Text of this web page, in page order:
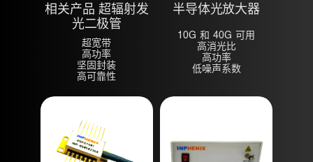
相关产品 超辐射发
光二极管
超宽带
高功率
坚固封装
高可靠性
半导体光放大器
10G 和 40G 可用
高消光比
高功率
低噪声系数